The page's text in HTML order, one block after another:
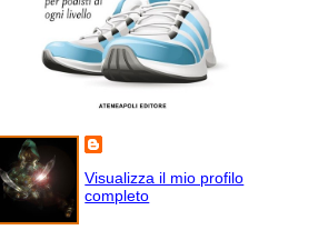
Visualizza il mio profilo
completo